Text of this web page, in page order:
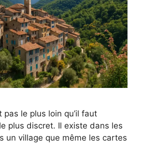
pas le plus loin qu’il faut
plus discret. Il existe dans les
un village que même les cartes